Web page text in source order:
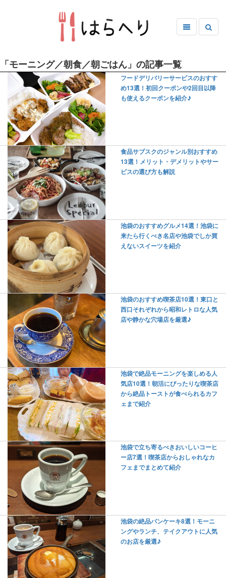
「モーニング／朝食／朝ごはん」の記事一覧
フードデリバリーサービスのおすす
め13選！初回クーポンや2回目以降
も使えるクーポンを紹介♪
食品サブスクのジャンル別おすすめ
13選！メリット・デメリットやサー
ビスの選び方も解説
池袋のおすすめグルメ14選！池袋に
来たら行くべき名店や池袋でしか買
えないスイーツを紹介
池袋のおすすめ喫茶店10選！東口と
西口それぞれから昭和レトロな人気
店や静かな穴場店を厳選♪
池袋で絶品モーニングを楽しめる人
気店10選！朝活にぴったりな喫茶店
から絶品トーストが食べられるカフ
ェまで紹介
池袋で立ち寄るべきおいしいコーヒ
ー店7選！喫茶店からおしゃれなカ
フェまでまとめて紹介
池袋の絶品パンケーキ8選！モーニ
ングやランチ、テイクアウトに人気
のお店を厳選♪